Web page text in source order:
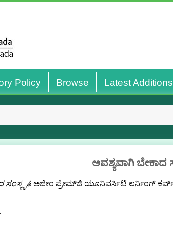
Policy Browse Latest Additions
ಅವಶ್ಯವಾಗಿ ಬೇಕಾದ
ಸಂಸ್ಕೃತಿಅಜೀಂ ಪ್ರೇಮ್‌ಜಿ ಯೂನಿವರ್ಸಿಟಿ ಲರ್ನಿಂಗ್ ಕರ್ವ್